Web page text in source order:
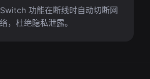
功能在断线时自动切断网
络，杜绝隐私泄露。